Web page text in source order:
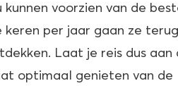
voorzien van de
per jaar gaan ze
Laat je reis dus aan
optimaal genieten van de